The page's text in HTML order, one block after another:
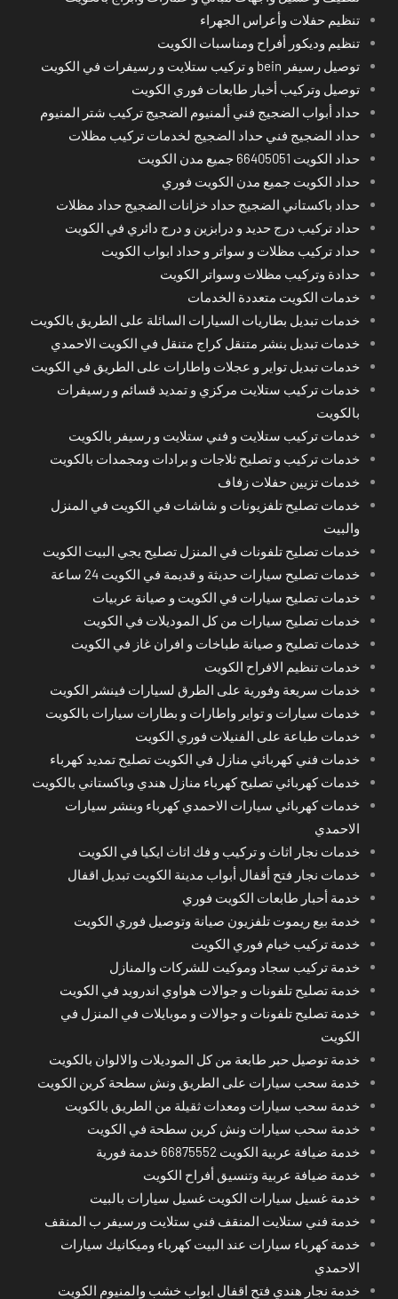
تنظيم حفلات وأعراس الجهراء
تنظيم وديكور أفراح ومناسبات الكويت
توصيل رسيفر bein و تركيب ستلايت و رسيفرات في الكويت
توصيل وتركيب أخبار طابعات فوري الكويت
حداد أبواب الضجيج فني ألمنيوم الضجيج تركيب شتر المنيوم
حداد الضجيج فني حداد الضجيج لخدمات تركيب مظلات
حداد الكويت 66405051 جميع مدن الكويت
حداد الكويت جميع مدن الكويت فوري
حداد باكستاني الضجيج حداد خزانات الضجيج حداد مظلات
حداد تركيب درج حديد و درابزين و درج دائري في الكويت
حداد تركيب مظلات و سواتر و حداد ابواب الكويت
حدادة وتركيب مظلات وسواتر الكويت
خدمات الكويت متعددة الخدمات
خدمات تبديل بطاريات السيارات السائلة على الطريق بالكويت
خدمات تبديل بنشر متنقل كراج متنقل في الكويت الاحمدي
خدمات تبديل تواير و عجلات واطارات على الطريق في الكويت
خدمات تركيب ستلايت مركزي و تمديد قسائم و رسيفرات
بالكويت
خدمات تركيب ستلايت و فني ستلايت و رسيفر بالكويت
خدمات تركيب و تصليح ثلاجات و برادات ومجمدات بالكويت
خدمات تزيين حفلات زفاف
خدمات تصليح تلفزيونات و شاشات في الكويت في المنزل
والبيت
خدمات تصليح تلفونات في المنزل تصليح يجي البيت الكويت
خدمات تصليح سيارات حديثة و قديمة في الكويت 24 ساعة
خدمات تصليح سيارات في الكويت و صيانة عربيات
خدمات تصليح سيارات من كل الموديلات في الكويت
خدمات تصليح و صيانة طباخات و افران غاز في الكويت
خدمات تنظيم الافراح الكويت
خدمات سريعة وفورية على الطرق لسيارات فينشر الكويت
خدمات سيارات و تواير واطارات و بطارات سيارات بالكويت
خدمات طباعة على الفنيلات فوري الكويت
خدمات فني كهربائي منازل في الكويت تصليح تمديد كهرباء
خدمات كهربائي تصليح كهرباء منازل هندي وباكستاني بالكويت
خدمات كهربائي سيارات الاحمدي كهرباء وبنشر سيارات
الاحمدي
خدمات نجار اثاث و تركيب و فك اثاث ايكيا في الكويت
خدمات نجار فتح أقفال أبواب مدينة الكويت تبديل اقفال
خدمة أحبار طابعات الكويت فوري
خدمة بيع ريموت تلفزيون صيانة وتوصيل فوري الكويت
خدمة تركيب خيام فوري الكويت
خدمة تركيب سجاد وموكيت للشركات والمنازل
خدمة تصليح تلفونات و جوالات هواوي اندرويد في الكويت
خدمة تصليح تلفونات و جوالات و موبايلات في المنزل في
الكويت
خدمة توصيل حبر طابعة من كل الموديلات والالوان بالكويت
خدمة سحب سيارات على الطريق ونش سطحة كرين الكويت
خدمة سحب سيارات ومعدات ثقيلة من الطريق بالكويت
خدمة سحب سيارات ونش كرين سطحة في الكويت
خدمة ضيافة عربية الكويت 66875552 خدمة فورية
خدمة ضيافة عربية وتنسيق أفراح الكويت
خدمة غسيل سيارات الكويت غسيل سيارات بالبيت
خدمة فني ستلايت المنقف فني ستلايت ورسيفر ب المنقف
خدمة كهرباء سيارات عند البيت كهرباء وميكانيك سيارات
الاحمدي
خدمة نجار هندي فتح اقفال ابواب خشب والمنيوم الكويت